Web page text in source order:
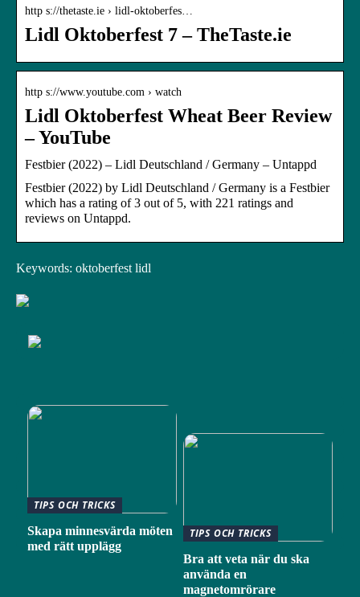
http s://thetaste.ie › lidl-oktoberfes…
Lidl Oktoberfest 7 – TheTaste.ie
http s://www.youtube.com › watch
Lidl Oktoberfest Wheat Beer Review
– YouTube
Festbier (2022) – Lidl Deutschland / Germany – Untappd
Festbier (2022) by Lidl Deutschland / Germany is a Festbier
which has a rating of 3 out of 5, with 221 ratings and
reviews on Untappd.
Keywords: oktoberfest lidl
TIPS OCH TRICKS
Skapa minnesvärda möten
med rätt upplägg
TIPS OCH TRICKS
Bra att veta när du ska
använda en
magnetomrörare